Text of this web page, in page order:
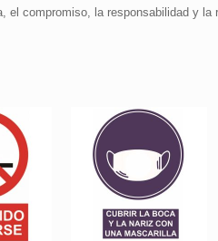
el compromiso, la responsabilidad y